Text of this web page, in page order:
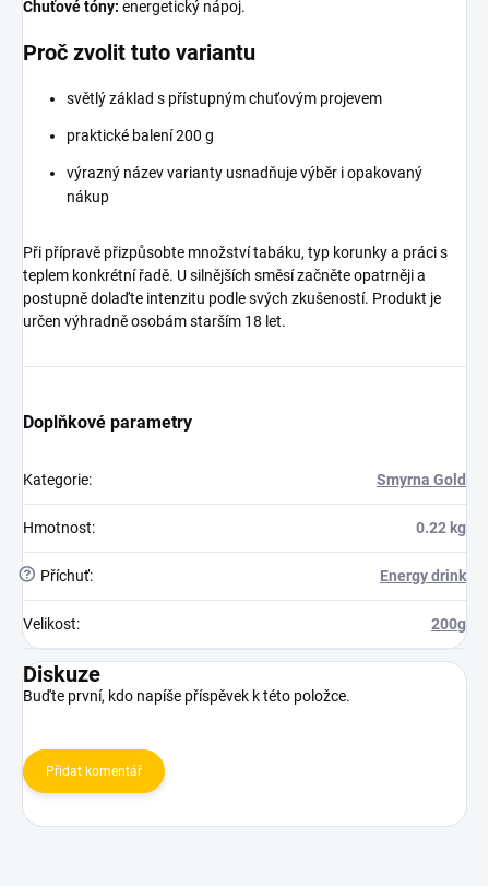
Chuťové tóny: energetický nápoj.
Proč zvolit tuto variantu
světlý základ s přístupným chuťovým projevem
praktické balení 200 g
výrazný název varianty usnadňuje výběr i opakovaný
nákup
Při přípravě přizpůsobte množství tabáku, typ korunky a práci s
teplem konkrétní řadě. U silnějších směsí začněte opatrněji a
postupně dolaďte intenzitu podle svých zkušeností. Produkt je
určen výhradně osobám starším 18 let.
Doplňkové parametry
Kategorie: Smyrna Gold
Hmotnost: 0.22 kg
? Příchuť: Energy drink
Velikost: 200g
Diskuze
Buďte první, kdo napíše příspěvek k této položce.
Přidat komentář